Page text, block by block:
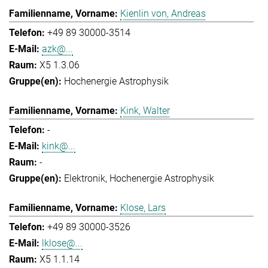
Kienlin von, Andreas
+49 89 30000-3514
azk@...
X5 1.3.06
Hochenergie Astrophysik
Kink, Walter
-
kink@...
-
Elektronik Hochenergie Astrophysik
Klose, Lars
+49 89 30000-3526
lklose@...
X5 1.1.14